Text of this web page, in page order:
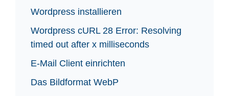
Wordpress installieren
Wordpress cURL 28 Error: Resolving
timed out after x milliseconds
E-Mail Client einrichten
Das Bildformat WebP